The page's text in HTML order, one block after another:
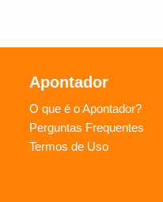
Apontador
O que é o Apontador?
Perguntas Frequentes
Termos de Uso